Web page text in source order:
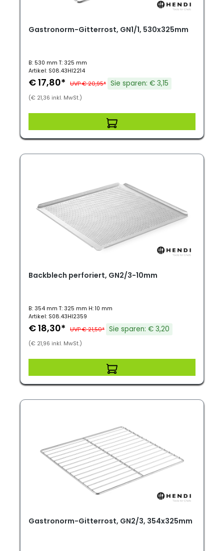
Gastronorm-Gitterrost, GN1/1, 530x325mm
B: 530 mm T: 325 mm
Artikel: S08.43HI2214
€ 17,80* UVP € 20,95* Sie sparen: € 3,15
(€ 21,36 inkl. MwSt.)
Backblech perforiert, GN2/3-10mm
B: 354 mm T: 325 mm H: 10 mm
Artikel: S08.43HI2359
€ 18,30* UVP € 21,50* Sie sparen: € 3,20
(€ 21,96 inkl. MwSt.)
Gastronorm-Gitterrost, GN2/3, 354x325mm